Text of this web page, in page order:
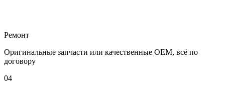
Ремонт
Оригинальные запчасти или качественные OEM, всё по
договору
04